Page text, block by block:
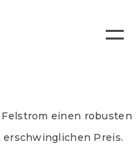
einen robusten
Preis.